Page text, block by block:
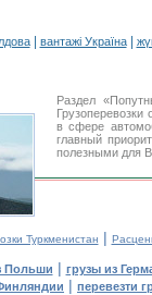
| вантажі Україна|
Раздел
в сфере
главный
полезными для
Туркменистан |
Польши | грузы из
| перевезти